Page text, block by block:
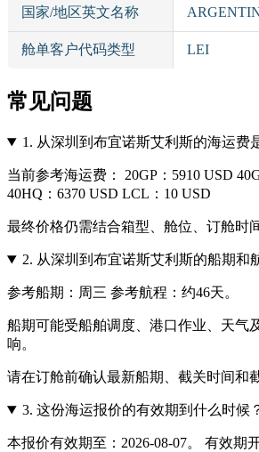
国家/地区英文名称
舱单客户代码类型 LEI
常见问题
1. 从深圳到布宜诺斯艾利斯的海运费
当前参考海运费： 20GP：5910 USD
40HQ：6370 USD LCL：10 USD
最终价格仍需结合箱型、舱位、订舱时
2. 从深圳到布宜诺斯艾利斯的船期和
参考船期：周三 参考航程：约46天。
船期可能受船舶调度、港口作业、天气
响。
请在订舱前确认最新船期、截关时间和
3. 这份海运报价的有效期到什么时候
本报价有效期至：2026-08-07。 有效期